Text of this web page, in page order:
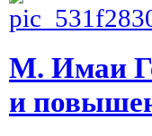
М. Имаи
и